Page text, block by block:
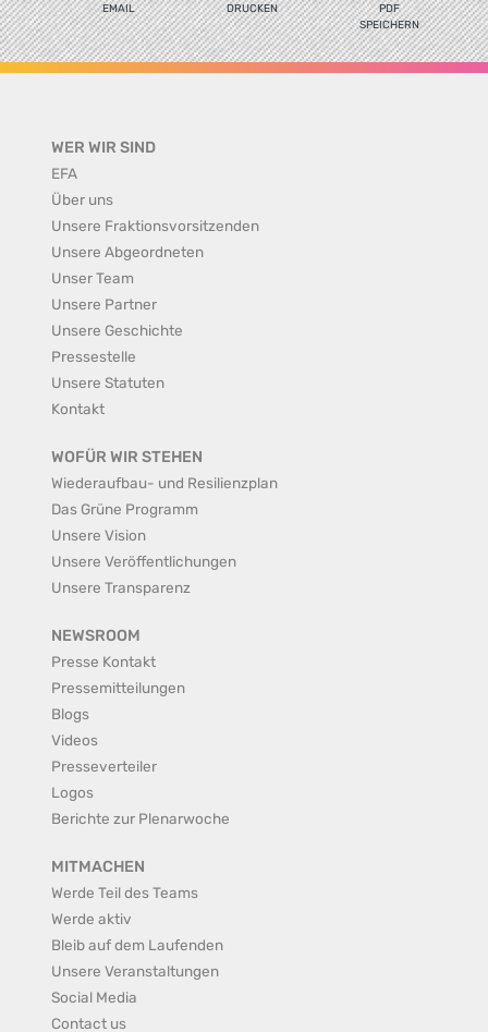
EMAIL DRUCKEN
PDF
SPEICHERN
WER WIR SIND
EFA
Über uns
Unsere Fraktionsvorsitzenden
Unsere Abgeordneten
Unser Team
Unsere Partner
Unsere Geschichte
Pressestelle
Unsere Statuten
Kontakt
WOFÜR WIR STEHEN
Wiederaufbau- und Resilienzplan
Das Grüne Programm
Unsere Vision
Unsere Veröffentlichungen
Unsere Transparenz
NEWSROOM
Presse Kontakt
Pressemitteilungen
Blogs
Videos
Presseverteiler
Logos
Berichte zur Plenarwoche
MITMACHEN
Werde Teil des Teams
Werde aktiv
Bleib auf dem Laufenden
Unsere Veranstaltungen
Social Media
Contact us